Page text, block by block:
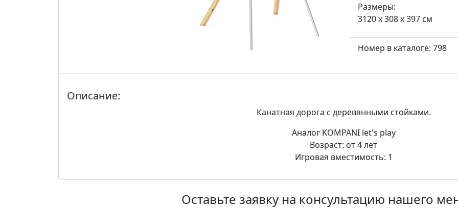
Размеры:
3120 x 308 x 397 см
Номер в каталоге: 798
Описание:
Канатная дорога с деревянными стойками.
Аналог KOMPANI let's play
Возраст: от 4 лет
Игровая вместимость: 1
Оставьте заявку на консультацию нашего